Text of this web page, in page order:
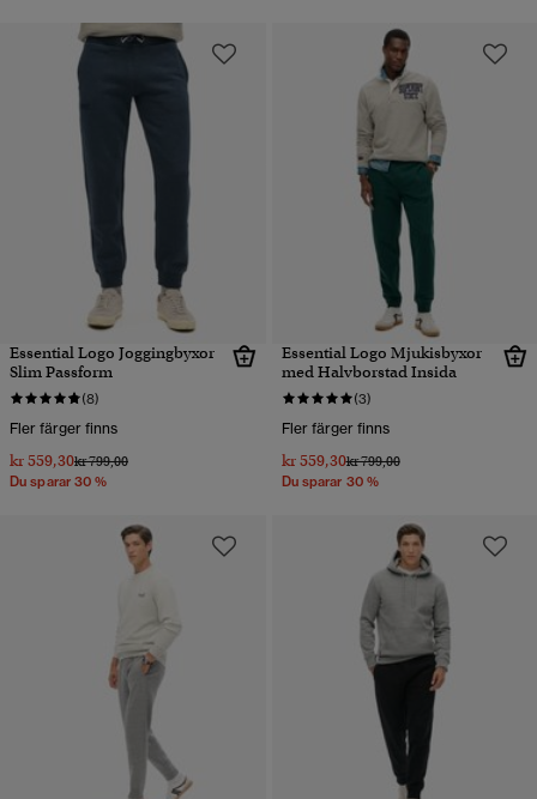
Essential Logo Joggingbyxor
Slim Passform
(8)
Fler färger finns
kr 559,30Pris reducerat från
kr 799,00till
Du sparar 30 %
Essential Logo Mjukisbyxor
med Halvborstad Insida
(3)
Fler färger finns
kr 559,30Pris reducerat från
kr 799,00till
Du sparar 30 %